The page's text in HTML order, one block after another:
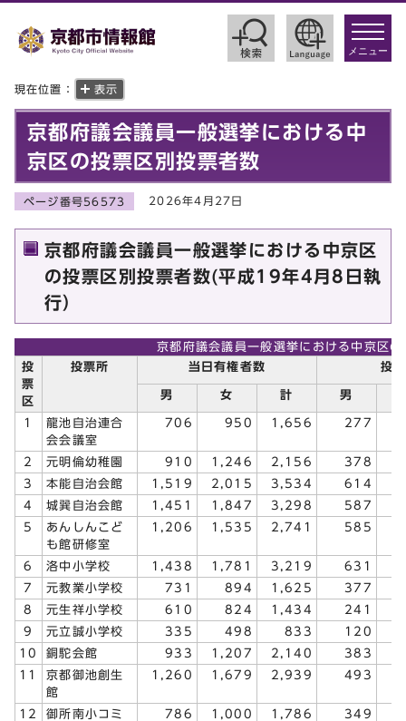
toggle
メニュー
現在位置： 表示
京都府議会議員一般選挙における中
京区の投票区別投票者数
ページ番号56573 2026年4月27日
京都府議会議員一般選挙における中京区
の投票区別投票者数(平成19年4月8日執
行）
京都府議会議員一般選挙における中京区
投
票
区
投票所 当日有権者数 投
男 女 計 男
1
龍池自治連合
会会議室
706 950 1,656 277
2 元明倫幼稚園 910 1,246 2,156 378
3
本能自治会館 1,519 2,015 3,534 614
4
城巽自治会館 1,451 1,847 3,298 587
5
あんしんこど
も館研修室
1,206 1,535 2,741 585
6 洛中小学校 1,438 1,781 3,219 631
7
元教業小学校 731 894 1,625 377
8
元生祥小学校 610 824 1,434 241
9
元立誠小学校 335 498 833 120
10
銅駝会館 933 1,207 2,140 383
11
京都御池創生
館
1,260 1,679 2,939 493
12
御所南小コミ
786 1,000 1,786 349